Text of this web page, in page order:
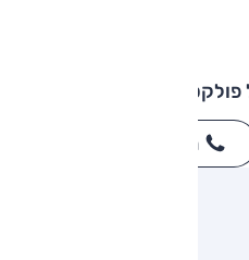
ג'טה?
חייגו